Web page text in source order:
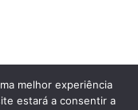
Associação
melhor experiência
estará a consentir a